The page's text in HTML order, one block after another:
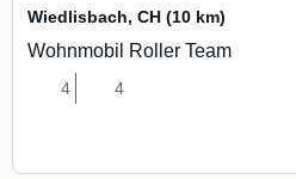
Wiedlisbach, CH (10 km)
Wohnmobil Roller Team
4 4